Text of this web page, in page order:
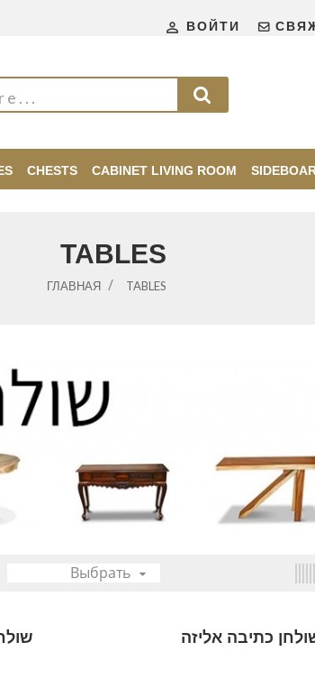
 ВОЙТИ
CHESTS CABINET LIVING ROOM
TABLES
ГЛАВНАЯ TABLES
Выбрать 
כתיבה אליזה